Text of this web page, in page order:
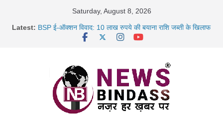
Saturday, August 8, 2026
Latest: BSP ई-ऑक्शन विवाद: 10 लाख रुपये की बयाना राशि जब्ती के खिलाफ
साइबर ठगी पर दुर्ग पुलिस का बड़ा एक्शन: 13 म्यूल बैंक खाताधारक
गिरफ्तार